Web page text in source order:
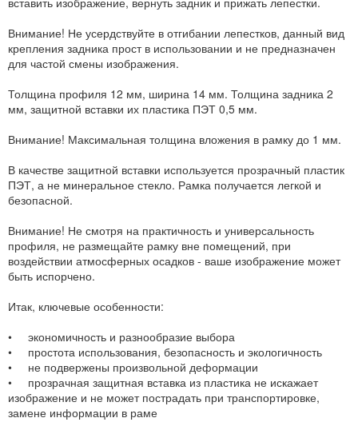
Внимание! Не усердствуйте в отгибании лепестков, данный вид
крепления задника прост в использовании и не предназначен
для частой смены изображения.
Толщина профиля 12 мм, ширина 14 мм. Толщина задника 2
мм, защитной вставки их пластика ПЭТ 0,5 мм.
Внимание! Максимальная толщина вложения в рамку до 1 мм.
В качестве защитной вставки используется прозрачный пластик
ПЭТ, а не минеральное стекло. Рамка получается легкой и
безопасной.
Внимание! Не смотря на практичность и универсальность
профиля, не размещайте рамку вне помещений, при
воздействии атмосферных осадков - ваше изображение может
быть испорчено.
Итак, ключевые особенности:
• экономичность и разнообразие выбора
• простота использования, безопасность и экологичность
• не подвержены произвольной деформации
• прозрачная защитная вставка из пластика не искажает
изображение и не может пострадать при транспортировке,
замене информации в раме